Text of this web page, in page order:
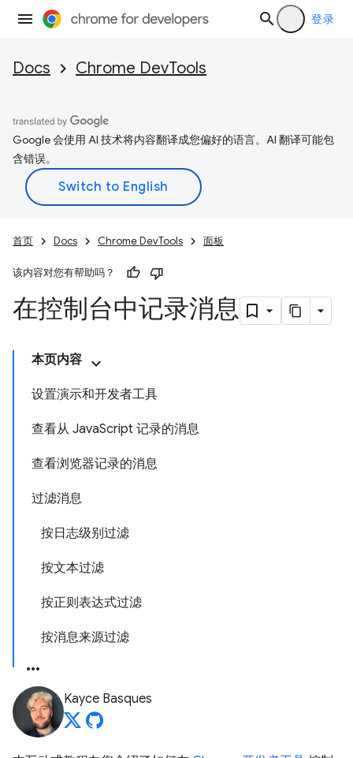
登录
Docs Chrome DevTools
Google 会使用 AI 技术将内容翻译成您偏好的语言。AI 翻译可能包
含错误。
首页 Docs Chrome DevTools 面板
该内容对您有帮助吗？
在控制台中记录消息
本页内容
设置演示和开发者工具
查看从 JavaScript 记录的消息
查看浏览器记录的消息
过滤消息
按日志级别过滤
按文本过滤
按正则表达式过滤
按消息来源过滤
Kayce Basques